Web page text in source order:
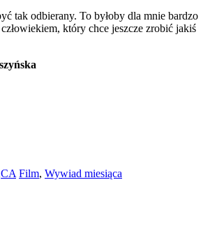
tak odbierany. To byłoby dla mnie bardzo
który chce jeszcze zrobić jakiś
Film, Wywiad miesiąca